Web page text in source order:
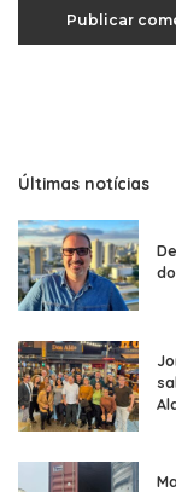
Últimas notícias